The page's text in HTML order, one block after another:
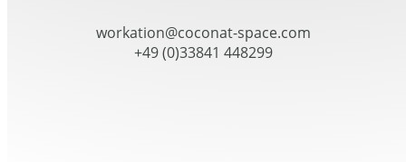
workation@coconat-space.com
+49 (0)33841 448299